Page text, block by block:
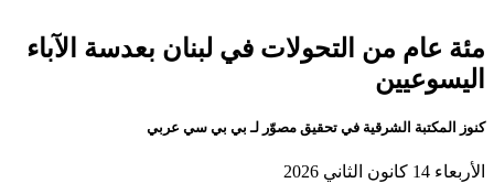
مئة عام من التحولات في لبنان بعدسة الآباء
اليسوعيين
كنوز المكتبة الشرقية في تحقيق مصوّر لـ بي بي سي عربي
الأربعاء 14 كانون الثاني 2026